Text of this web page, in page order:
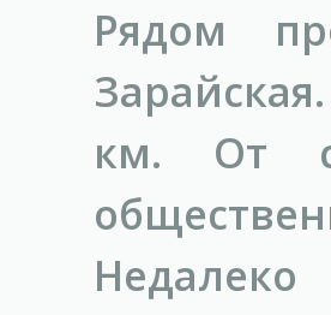
Рядом
км. От